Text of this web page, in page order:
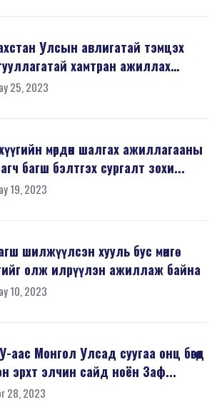
Улсын авлигатай тэмцэх
хамтран ажиллах
25, 2023
мөрдөн шалгах ажиллагааны
багш бэлтгэх сургалт зохи...
19, 2023
шилжүүлсэн хууль бус мөнгө
олж илрүүлэн ажиллаж байна
10, 2023
аас Монгол Улсад суугаа онц бөгөөд
эрхт элчин сайд ноён Заф...
28, 2023